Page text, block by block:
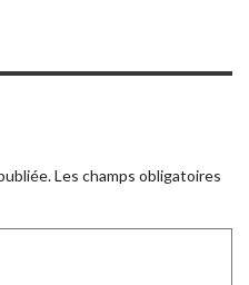
Les champs obligatoires